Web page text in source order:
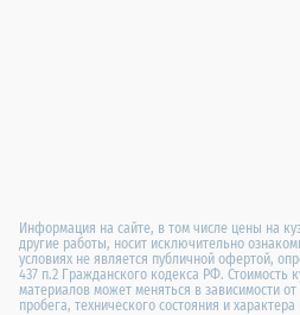
Информация на сайте, в том числе цены на
другие работы, носит исключительно
условиях не является публичной офертой,
437 п.2 Гражданского кодекса РФ. Стоимость
материалов может меняться в зависимости
пробега, технического состояния и